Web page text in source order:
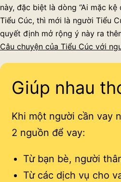
này, đặc biệt là dòng “Ai mặc
Tiểu Cúc, thì mới là người Tiểu
quyết định mở rộng ý này ra
Câu chuyện của Tiểu Cúc với
Giúp nhau
Khi một người cần vay
2 nguồn để vay:
Từ bạn bè, người
Từ các dịch vụ cho